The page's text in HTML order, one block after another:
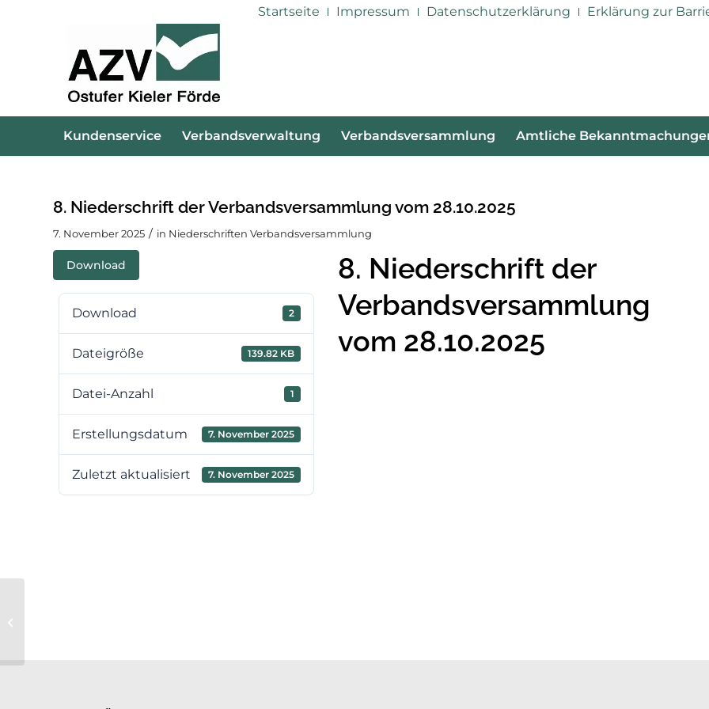
Startseite Impressum Datenschutzerklärung Erklärung zur
Kundenservice Verbandsverwaltung Verbandsversammlung Amtliche
8. Niederschrift der Verbandsversammlung vom 28.10.2025
7. November 2025 / in Niederschriften Verbandsversammlung
Download
Download 2
Dateigröße 139.82 KB
Datei-Anzahl 1
Erstellungsdatum 7. November 2025
Zuletzt aktualisiert 7. November 2025
8. Niederschrift der
Verbandsversammlung
vom 28.10.2025